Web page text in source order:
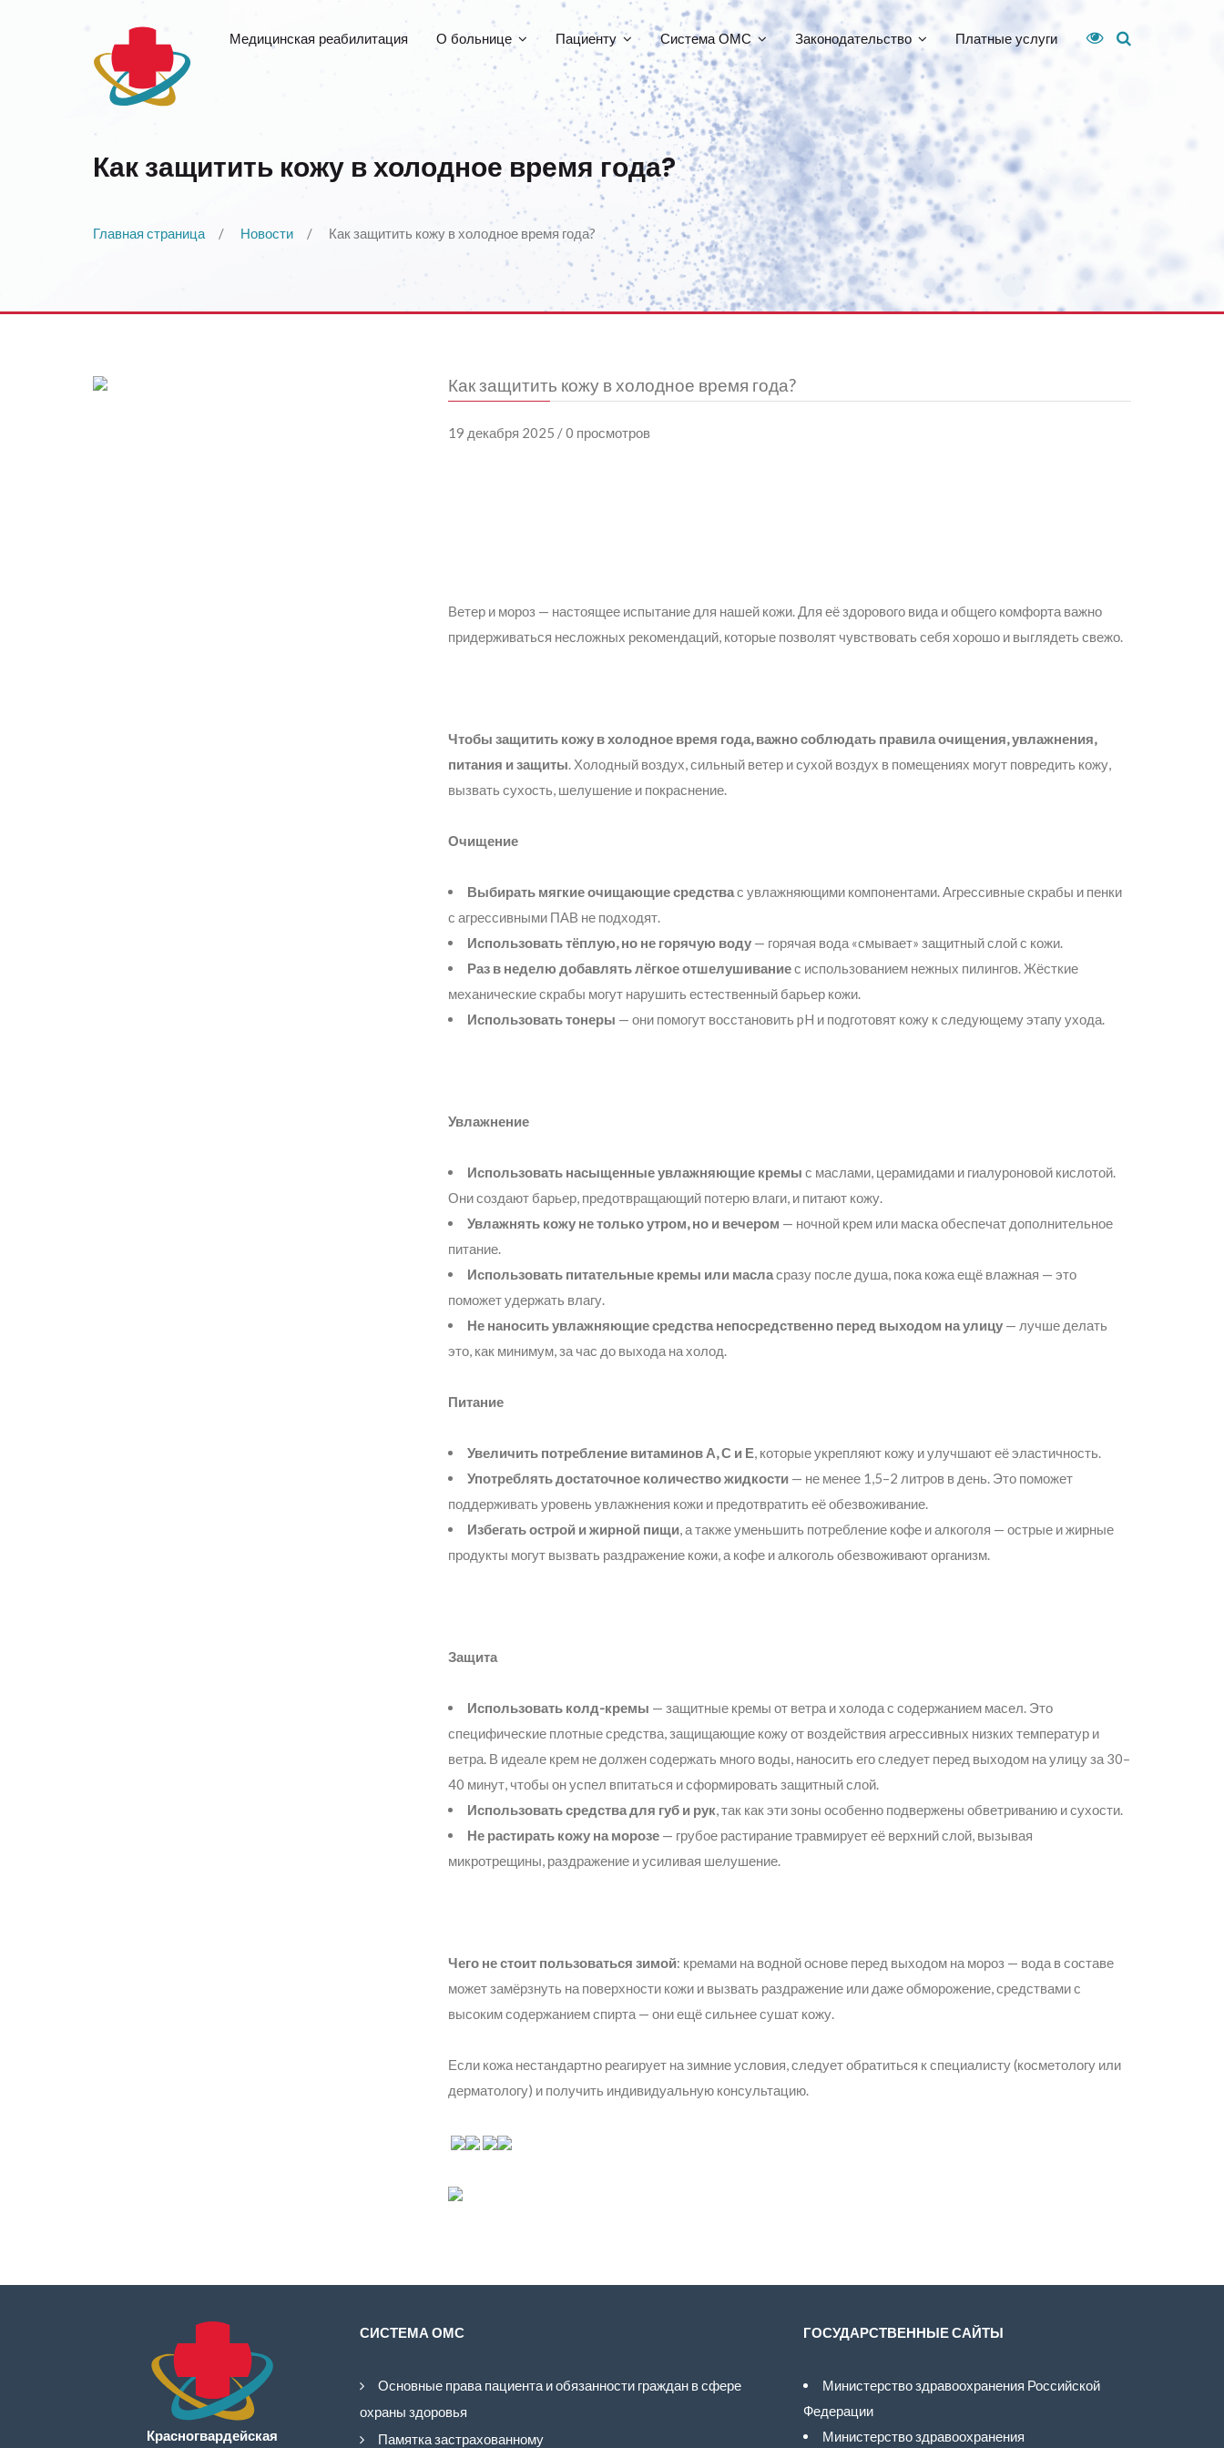
Медицинская реабилитация О больнице Пациенту Система ОМС Законодательство Платные услуги
Как защитить кожу в холодное время года?
Главная страница Новости Как защитить кожу в холодное время года?
Как защитить кожу в холодное время года?
19 декабря 2025 / 0 просмотров
Ветер и мороз — настоящее испытание для нашей кожи. Для её здорового вида и общего комфорта важно
придерживаться несложных рекомендаций, которые позволят чувствовать себя хорошо и выглядеть свежо.
Чтобы защитить кожу в холодное время года, важно соблюдать правила очищения, увлажнения,
питания и защиты. Холодный воздух, сильный ветер и сухой воздух в помещениях могут повредить кожу,
вызвать сухость, шелушение и покраснение.
Очищение
Выбирать мягкие очищающие средствас увлажняющими компонентами. Агрессивные скрабы и пенки
с агрессивными ПАВ не подходят.
Использовать тёплую, но не горячую воду — горячая вода «смывает» защитный слой с кожи.
Раз в неделю добавлять лёгкое отшелушиваниес использованием нежных пилингов. Жёсткие
механические скрабы могут нарушить естественный барьер кожи.
Использовать тонеры — они помогут восстановить pH и подготовят кожу к следующему этапу ухода.
Увлажнение
Использовать насыщенные увлажняющие кремы с маслами, церамидами и гиалуроновой кислотой.
Они создают барьер, предотвращающий потерю влаги, и питают кожу.
Увлажнять кожу не только утром, но и вечером — ночной крем или маска обеспечат дополнительное
питание.
Использовать питательные кремы или масласразу после душа, пока кожа ещё влажная — это
поможет удержать влагу.
Не наносить увлажняющие средства непосредственно перед выходом на улицу — лучше делать
это, как минимум, за час до выхода на холод.
Питание
Увеличить потребление витаминов А, С и Е, которые укрепляют кожу и улучшают её эластичность.
Употреблять достаточное количество жидкости — не менее 1,5–2 литров в день. Это поможет
поддерживать уровень увлажнения кожи и предотвратить её обезвоживание.
Избегать острой и жирной пищи, а также уменьшить потребление кофе и алкоголя — острые и жирные
продукты могут вызвать раздражение кожи, а кофе и алкоголь обезвоживают организм.
Защита
Использовать колд-кремы — защитные кремы от ветра и холода с содержанием масел. Это
специфические плотные средства, защищающие кожу от воздействия агрессивных низких температур и
ветра. В идеале крем не должен содержать много воды, наносить его следует перед выходом на улицу за 30–
40 минут, чтобы он успел впитаться и сформировать защитный слой.
Использовать средства для губ и рук, так как эти зоны особенно подвержены обветриванию и сухости.
Не растирать кожу на морозе — грубое растирание травмирует её верхний слой, вызывая
микротрещины, раздражение и усиливая шелушение.
Чего не стоит пользоваться зимой: кремами на водной основе перед выходом на мороз — вода в составе
может замёрзнуть на поверхности кожи и вызвать раздражение или даже обморожение, средствами с
высоким содержанием спирта — они ещё сильнее сушат кожу.
Если кожа нестандартно реагирует на зимние условия, следует обратиться к специалисту (косметологу или
дерматологу) и получить индивидуальную консультацию.
Красногвардейская
СИСТЕМА ОМС
Основные права пациента и обязанности граждан в сфере
охраны здоровья
Памятка застрахованному
ГОСУДАРСТВЕННЫЕ САЙТЫ
Министерство здравоохранения Российской
Федерации
Министерство здравоохранения